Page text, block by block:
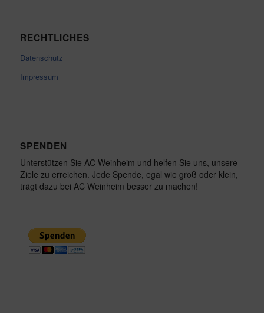
RECHTLICHES
Datenschutz
Impressum
SPENDEN
Unterstützen Sie AC Weinheim und helfen Sie uns, unsere
Ziele zu erreichen. Jede Spende, egal wie groß oder klein,
trägt dazu bei AC Weinheim besser zu machen!